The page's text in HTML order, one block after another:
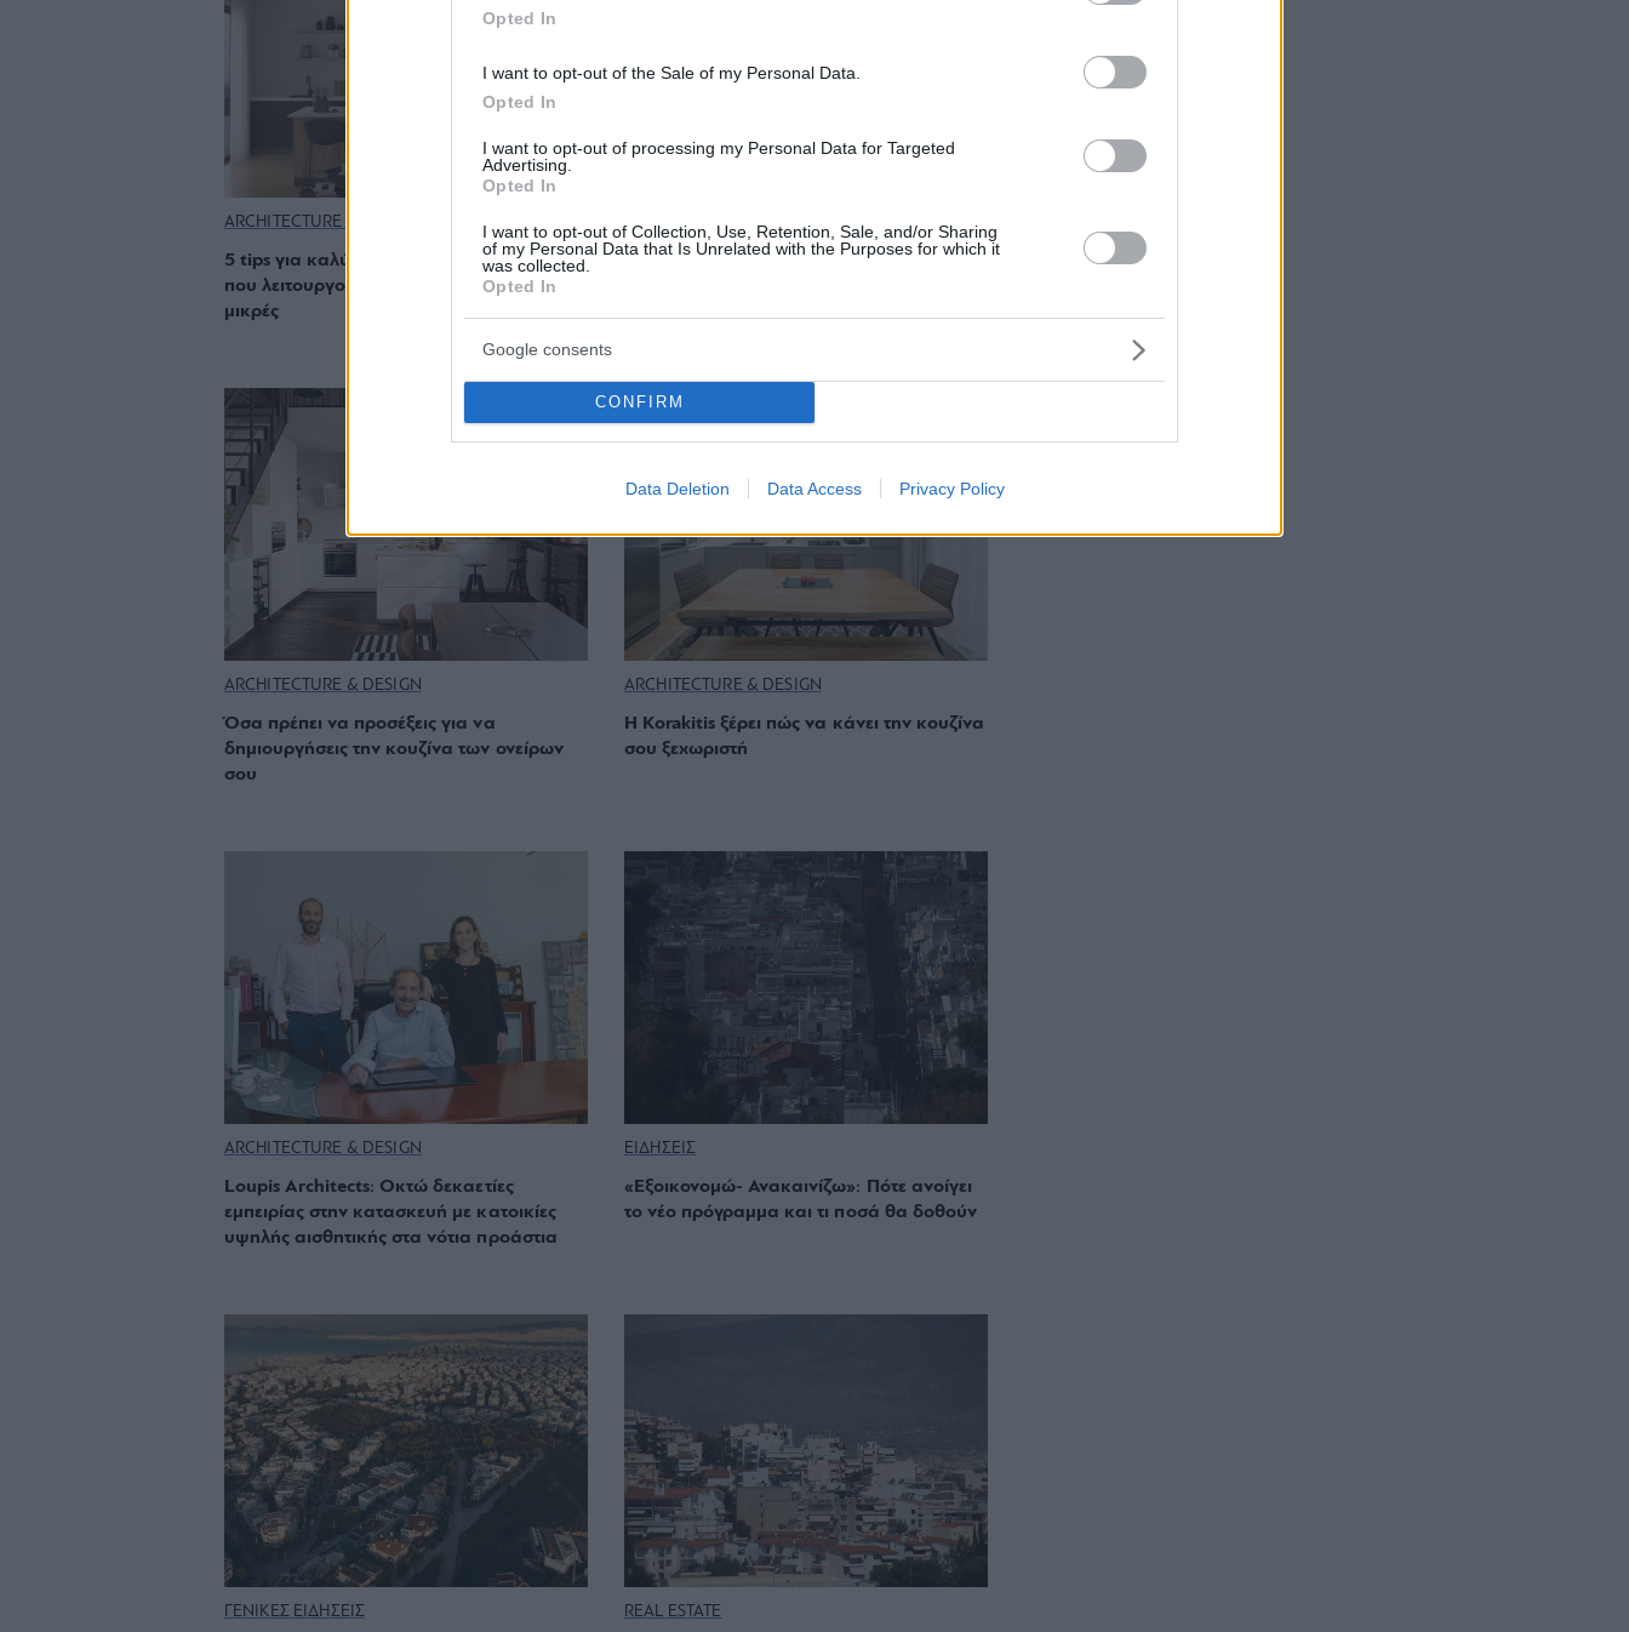
Opted In
I want to opt-out of the Sale of my Personal Data.
Opted In
I want to opt-out of processing my Personal Data for Targeted
Advertising.
Opted In
I want to opt-out of Collection, Use, Retention, Sale, and/or Sharing
of my Personal Data that Is Unrelated with the Purposes for which it
was collected.
Opted In
Google consents
CONFIRM
Data Deletion Data Access Privacy Policy
ARCHITECTURE & DESIGN
5 tips για καλύτερη οργάνωση κουζίνας
που λειτουργούν ακόμα και στις πιο
μικρές
ARCHITECTURE & DESIGN
Nytillverkad: H νέα πολύχρωμη σειρά της
ARCHITECTURE & DESIGN
Όσα πρέπει να προσέξεις για να
δημιουργήσεις την κουζίνα των ονείρων
σου
ARCHITECTURE & DESIGN
Η Korakitis ξέρει πώς να κάνει την κουζίνα
σου ξεχωριστή
ARCHITECTURE & DESIGN
Loupis Architects: Οκτώ δεκαετίες
εμπειρίας στην κατασκευή με κατοικίες
υψηλής αισθητικής στα νότια προάστια
ΕΙΔΗΣΕΙΣ
«Εξοικονομώ- Ανακαινίζω»: Πότε ανοίγει
το νέο πρόγραμμα και τι ποσά θα δοθούν
ΓΕΝΙΚΕΣ ΕΙΔΗΣΕΙΣ REAL ESTATE